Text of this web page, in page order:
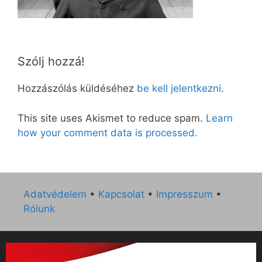
Szólj hozzá!
Hozzászólás küldéséhez be kell jelentkezni.
This site uses Akismet to reduce spam. Learn
how your comment data is processed.
Adatvédelem • Kapcsolat • Impresszum •
Rólunk